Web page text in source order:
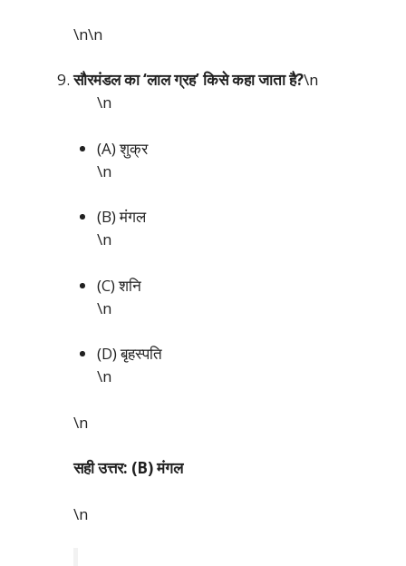
\n\n
सौरमंडल का ‘लाल ग्रह’ किसे कहा जाता है?\n
\n
(A) शुक्र
\n
(B) मंगल
\n
(C) शनि
\n
(D) बृहस्पति
\n
\n
सही उत्तर: (B) मंगल
\n